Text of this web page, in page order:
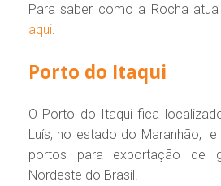
Para saber como a Rocha
aqui
Porto do Itaqui
O Porto do Itaqui fica
Luís, no estado do Maranhão,
portos para exportação de
Nordeste do Brasil.